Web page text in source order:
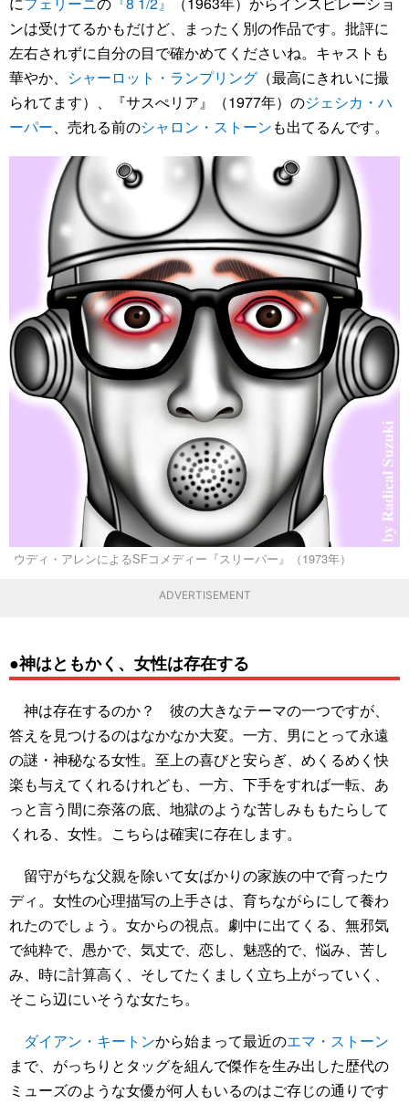
ンは受けてるかもだけど、まったく別の作品です。批評に
左右されずに自分の目で確かめてくださいね。キャストも
華やか、 シャーロット・ランプリング （最高にきれいに撮
られてます）、『サスぺリア』（1977年）のジェシカ・ハ
ーパー、売れる前のシャロン・ストーンも出てるんです。
ウディ・アレンによるSFコメディー『スリーパー』（1973年）
ADVERTISEMENT
●神はともかく、女性は存在する
神は存在するのか？ 彼の大きなテーマの一つですが、
答えを見つけるのはなかなか大変。一方、男にとって永遠
の謎・神秘なる女性。至上の喜びと安らぎ、めくるめく快
楽も与えてくれるけれども、一方、下手をすれば一転、あ
っと言う間に奈落の底、地獄のような苦しみももたらして
くれる、女性。こちらは確実に存在します。
留守がちな父親を除いて女ばかりの家族の中で育ったウ
ディ。女性の心理描写の上手さは、育ちながらにして養わ
れたのでしょう。女からの視点。劇中に出てくる、無邪気
で純粋で、愚かで、気丈で、恋し、魅惑的で、悩み、苦し
み、時に計算高く、そしてたくましく立ち上がっていく、
そこら辺にいそうな女たち。
ダイアン・キートンから始まって最近のエマ・ストーン
まで、がっちりとタッグを組んで傑作を生み出した歴代の
ミューズのような女優が何人もいるのはご存じの通りです